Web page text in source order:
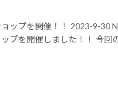
ップを開催！！ 2023-9-30
プを開催しました！！ 今